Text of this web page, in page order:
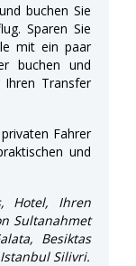
buchen Sie
Sparen Sie
mit ein paar
buchen und
Transfer
Fahrer
und
Hotel, Ihren
Sultanahmet
Besiktas
Silivri.